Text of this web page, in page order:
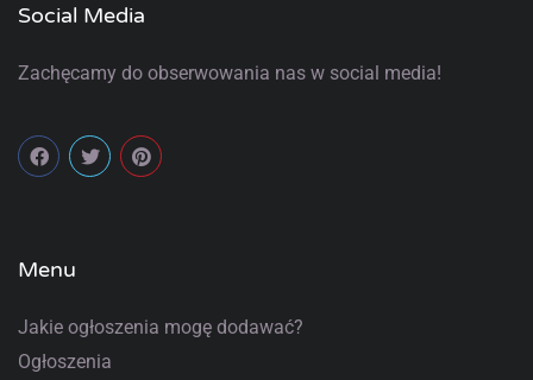
Social Media
Zachęcamy do obserwowania nas w social media!
Menu
Jakie ogłoszenia mogę dodawać?
Ogłoszenia